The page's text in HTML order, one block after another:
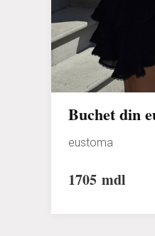
Buchet din
eustoma
1705 mdl